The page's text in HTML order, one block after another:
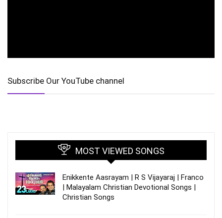
Subscribe Our YouTube channel
MOST VIEWED SONGS
Enikkente Aasrayam | R S Vijayaraj | Franco
| Malayalam Christian Devotional Songs |
Christian Songs